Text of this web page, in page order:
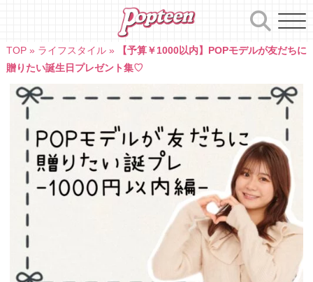
TOP» ライフスタイル»
【予算￥1000以内】POPモデルが友だちに
贈りたい誕生日プレゼント集♡